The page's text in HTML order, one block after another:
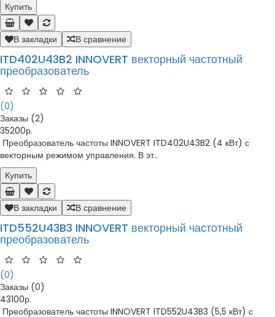
Купить
В закладки В сравнение
ITD402U43B2 INNOVERT векторный частотный
преобразователь
(0)
Заказы (2)
35200р.
Преобразователь частоты INNOVERT ITD402U43B2 (4 кВт) с
векторным режимом управления. В эт..
Купить
В закладки В сравнение
ITD552U43B3 INNOVERT векторный частотный
преобразователь
(0)
Заказы (0)
43100р.
Преобразователь частоты INNOVERT ITD552U43B3 (5,5 кВт) с